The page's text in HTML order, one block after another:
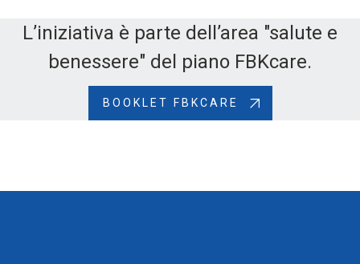
L’iniziativa è parte dell’area "salute e
benessere" del piano FBKcare.
BOOKLET FBKCARE